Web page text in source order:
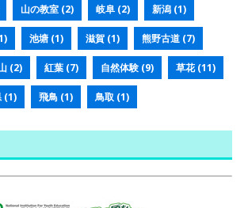
山の教室 (2) 岐阜 (2) 新潟 (1)
池塘 (1) 滋賀 (1) 熊野古道 (7)
(2) 紅葉 (7) 自然体験 (9) 草花(11)
(1) 飛鳥 (1) 鳥取 (1)